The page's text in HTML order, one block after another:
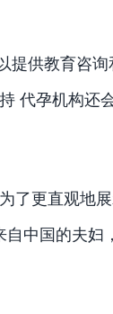
提供教育咨
代孕机构还
了更直观地
中国的夫妇